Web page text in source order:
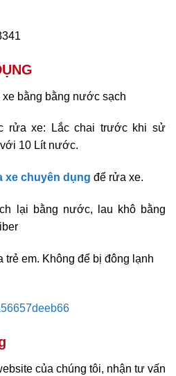
bằng bằng nước sạch
rửa xe: Lắc chai trước khi sử
10 Lít nước.
xe chuyên dụng để rửa xe.
lại bằng nước, lau khô bằng
trẻ em. Không để bị đông lạnh
của chúng tôi, nhận tư vấn